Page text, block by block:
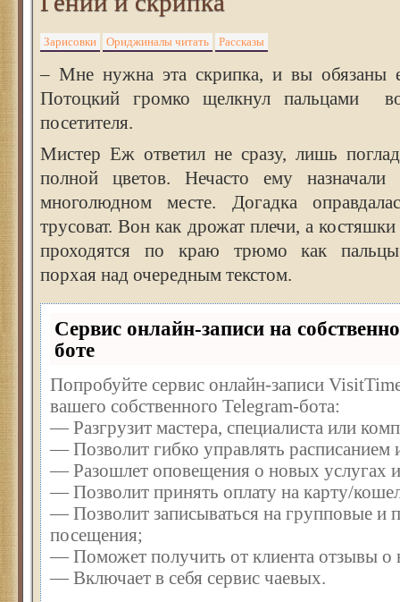
Зарисовки Ориджиналы читать Рассказы
– Мне нужна эта скрипка, и вы обязаны
Потоцкий громко щелкнул пальцами
посетителя.
Мистер Еж ответил не сразу, лишь
полной цветов. Нечасто ему назначали
многолюдном месте. Догадка
трусоват. Вон как дрожат плечи, а
проходятся по краю трюмо как пальцы
порхая над очередным текстом.
Сервис онлайн-записи на
боте
Попробуйте сервис онлайн-записи
вашего собственного Telegram-бота:
— Разгрузит мастера, специалиста или
— Позволит гибко управлять расписанием
— Разошлет оповещения о новых услугах
— Позволит принять оплату на карту/
— Позволит записываться на групповые и
посещения;
— Поможет получить от клиента отзывы о
— Включает в себя сервис чаевых.